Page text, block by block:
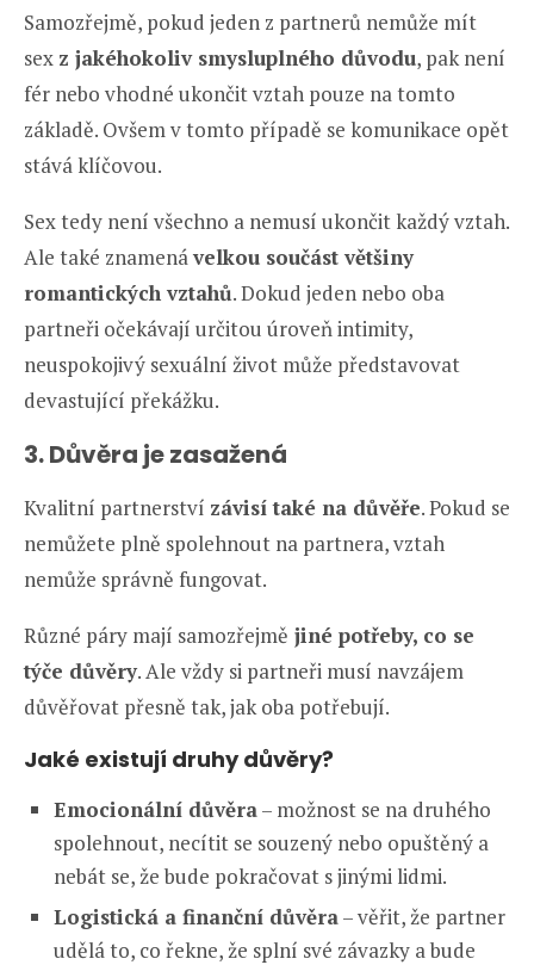
Samozřejmě, pokud jeden z partnerů nemůže mít
sex z jakéhokoliv smysluplného důvodu, pak není
fér nebo vhodné ukončit vztah pouze na tomto
základě. Ovšem v tomto případě se komunikace opět
stává klíčovou.
Sex tedy není všechno a nemusí ukončit každý vztah.
Ale také znamenávelkou součást většiny
romantických vztahů. Dokud jeden nebo oba
partneři očekávají určitou úroveň intimity,
neuspokojivý sexuální život může představovat
devastující překážku.
3. Důvěra je zasažená
Kvalitní partnerství závisí také na důvěře. Pokud se
nemůžete plně spolehnout na partnera, vztah
nemůže správně fungovat.
Různé páry mají samozřejmě jiné potřeby, co se
týče důvěry. Ale vždy si partneři musí navzájem
důvěřovat přesně tak, jak oba potřebují.
Jaké existují druhy důvěry?
Emocionální důvěra– možnost se na druhého
spolehnout, necítit se souzený nebo opuštěný a
nebát se, že bude pokračovat s jinými lidmi.
Logistická a finanční důvěra– věřit, že partner
udělá to, co řekne, že splní své závazky a bude